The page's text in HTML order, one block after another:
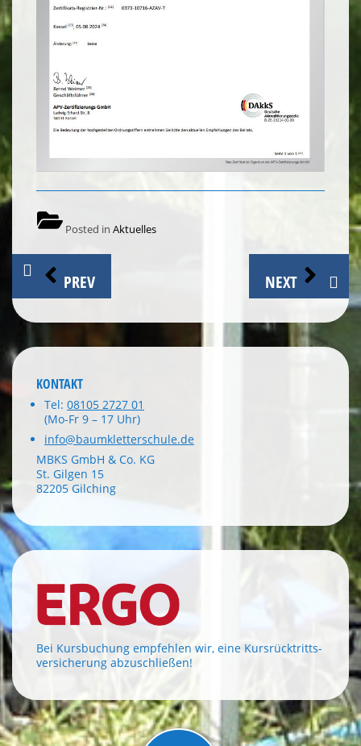
Posted in Aktuelles
Beitragsnavigation
PREV
NEXT
KONTAKT
Tel: 08105 2727 01
(Mo-Fr 9 – 17 Uhr)
info@baumkletterschule.de
MBKS GmbH & Co. KG
St. Gilgen 15
82205 Gilching
Bei Kursbuchung empfehlen wir, eine Kursrücktritts-
versicherung abzuschließen!